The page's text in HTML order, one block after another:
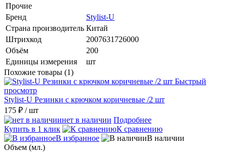
Прочие
Бренд
Stylist-U
Страна производитель Китай
Штрихкод
2007631726000
Объём
200
Единицы измерения
шт
Похожие товары (1)
Быстрый
просмотр
Stylist-U Резинки с крючком коричневые /2 шт
175 ₽ / шт
нет в наличии Подробнее
Купить в 1 клик
К сравнению
В избранное
В наличии
Объем (мл.)